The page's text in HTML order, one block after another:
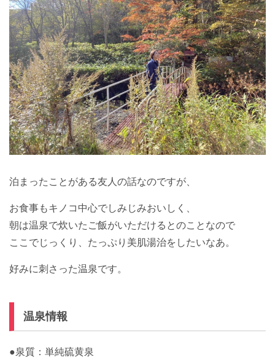
泊まったことがある友人の話なのですが、
お食事もキノコ中心でしみじみおいしく、
朝は温泉で炊いたご飯がいただけるとのことなので
ここでじっくり、たっぷり美肌湯治をしたいなあ。
好みに刺さった温泉です。
温泉情報
●泉質：単純硫黄泉